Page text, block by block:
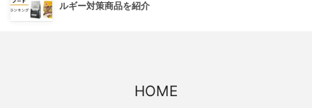
ルギー対策商品を紹介
HOME